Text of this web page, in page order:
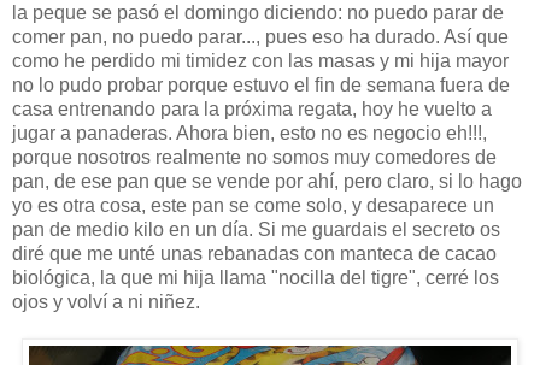
la peque se pasó el domingo diciendo: no puedo parar de
comer pan, no puedo parar..., pues eso ha durado. Así que
como he perdido mi timidez con las masas y mi hija mayor
no lo pudo probar porque estuvo el fin de semana fuera de
casa entrenando para la próxima regata, hoy he vuelto a
jugar a panaderas. Ahora bien, esto no es negocio eh!!!,
porque nosotros realmente no somos muy comedores de
pan, de ese pan que se vende por ahí, pero claro, si lo hago
yo es otra cosa, este pan se come solo, y desaparece un
pan de medio kilo en un día. Si me guardais el secreto os
diré que me unté unas rebanadas con manteca de cacao
biológica, la que mi hija llama "nocilla del tigre", cerré los
ojos y volví a ni niñez.